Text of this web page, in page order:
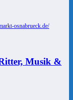
osnabrueck.de/
Musik &